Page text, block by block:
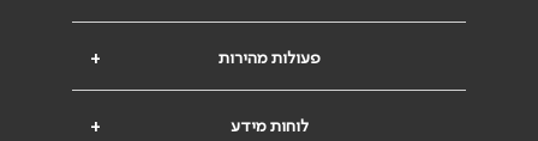
+ פעולות מהירות
+ לוחות מידע